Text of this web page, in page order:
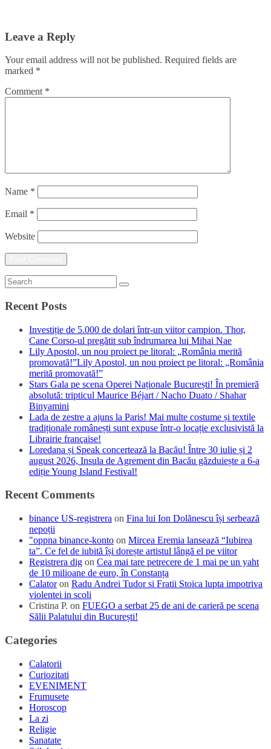
Leave a Reply
Your email address will not be published. Required fields are
marked *
Comment *
Name *
Email *
Website
Recent Posts
Investiție de 5.000 de dolari într-un viitor campion. Thor,
Cane Corso-ul pregătit sub îndrumarea lui Mihai Nae
Lily Apostol, un nou proiect pe litoral: „România merită
promovată!”Lily Apostol, un nou proiect pe litoral: „România
merită promovată!”
Stars Gala pe scena Operei Naționale București! În premieră
absolută: tripticul Maurice Béjart / Nacho Duato / Shahar
Binyamini
Lada de zestre a ajuns la Paris! Mai multe costume și textile
tradiționale românești sunt expuse într-o locație exclusivistă la
Librairie française!
Loredana și Speak concertează la Bacău! Între 30 iulie și 2
august 2026, Insula de Agrement din Bacău găzduiește a 6-a
ediție Young Island Festival!
Recent Comments
binance US-registrera on Fina lui Ion Dolănescu își serbează
nepoții
"oppna binance-konto on Mircea Eremia lansează “Iubirea
ta”. Ce fel de iubită își dorește artistul lângă el pe viitor
Registrera dig on Cea mai tare petrecere de 1 mai pe un yaht
de 10 milioane de euro, în Constanța
Calatoron Radu Andrei Tudor si Fratii Stoica lupta impotriva
violentei in scoli
Cristina P. on FUEGO a serbat 25 de ani de carieră pe scena
Sălii Palatului din București!
Categories
Calatorii
Curiozitati
EVENIMENT
Frumusete
Horoscop
La zi
Religie
Sanatate